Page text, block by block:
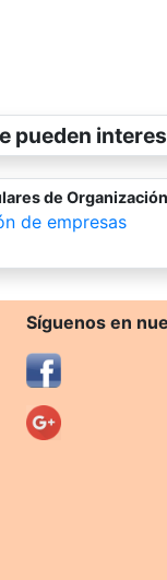
pueden
de
de empresas
Síguenos en